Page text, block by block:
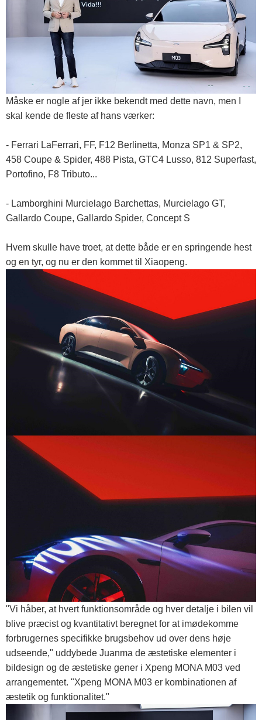
Måske er nogle af jer ikke bekendt med dette navn, men I
skal kende de fleste af hans værker:
- Ferrari LaFerrari, FF, F12 Berlinetta, Monza SP1 & SP2,
458 Coupe & Spider, 488 Pista, GTC4 Lusso, 812 Superfast,
Portofino, F8 Tributo...
- Lamborghini Murcielago Barchettas, Murcielago GT,
Gallardo Coupe, Gallardo Spider, Concept S
Hvem skulle have troet, at dette både er en springende hest
og en tyr, og nu er den kommet til Xiaopeng.
"Vi håber, at hvert funktionsområde og hver detalje i bilen vil
blive præcist og kvantitativt beregnet for at imødekomme
forbrugernes specifikke brugsbehov ud over dens høje
udseende," uddybede Juanma de æstetiske elementer i
bildesign og de æstetiske gener i Xpeng MONA M03 ved
arrangementet. "Xpeng MONA M03 er kombinationen af ​​
æstetik og funktionalitet."